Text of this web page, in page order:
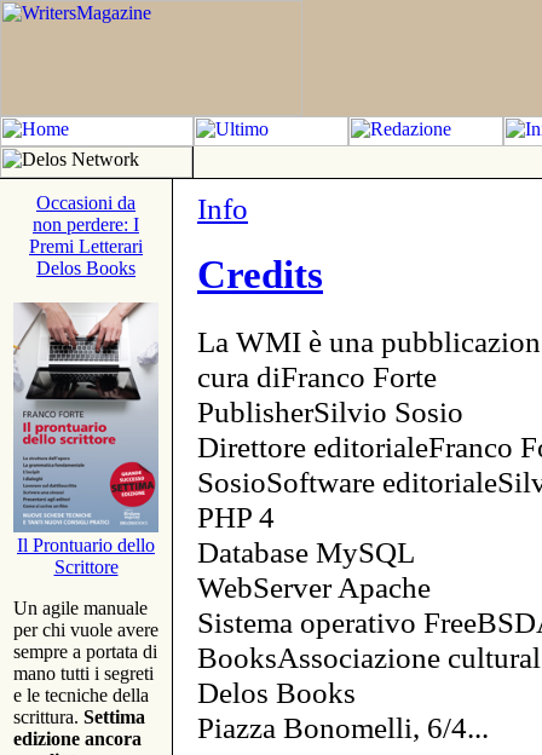
Occasioni da
non perdere: I
Premi Letterari
Delos Books
Il Prontuario dello
Scrittore
Un agile manuale
per chi vuole avere
sempre a portata di
mano tutti i segreti
e le tecniche della
scrittura. Settima
edizione ancora
Info
Credits
La WMI è una
cura diFranco Forte
PublisherSilvio Sosio
Direttore editorialeFranco
SosioSoftware
PHP 4
Database MySQL
WebServer Apache
Sistema operativo
BooksAssociazione
Delos Books
Piazza Bonomelli, 6/4...